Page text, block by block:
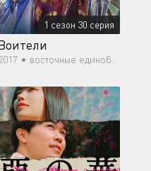
1 сезон 30 серия
• восточные единоборства, мелодрама